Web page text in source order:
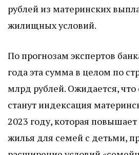
рублей из материнских
жилищных условий.
По прогнозам экспертов
года эта сумма в целом по
млрд рублей. Ожидается,
станут индексация
2023 году, которая повышает
жилья для семей с детьми,